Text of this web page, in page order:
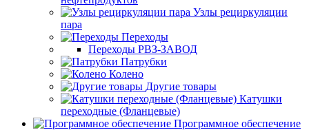
Узлы рециркуляции
пара
Переходы
Переходы РВЗ-ЗАВОД
Патрубки
Колено
Другие товары
Катушки
переходные (Фланцевые)
Программное обеспечение